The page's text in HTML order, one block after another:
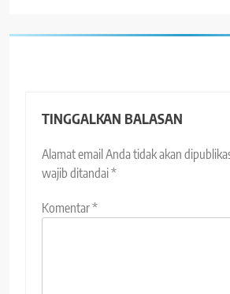
TINGGALKAN BALASAN
Alamat email Anda tidak akan
wajib ditandai*
Komentar*